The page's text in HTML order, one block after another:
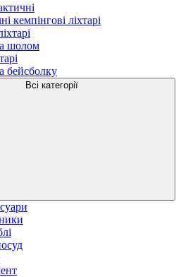
кемпінгові ліхтарі
шолом
бейсболку
Всі категорії